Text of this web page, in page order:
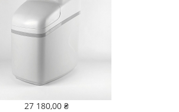
27 180,00 ₴